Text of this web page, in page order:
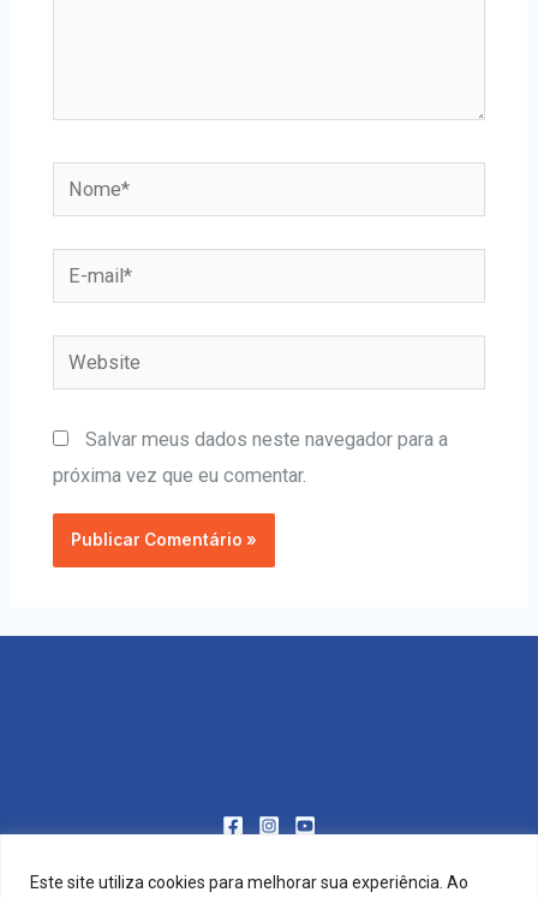
Este site utiliza cookies para melhorar sua experiência. Ao
Salvar meus dados neste navegador para a
próxima vez que eu comentar.